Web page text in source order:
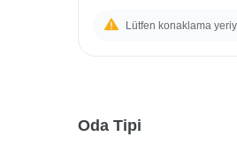
Lütfen konaklama
Oda Tipi